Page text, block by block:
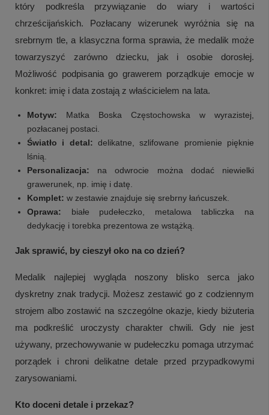
który podkreśla przywiązanie do wiary i wartości
chrześcijańskich. Pozłacany wizerunek wyróżnia się na
srebrnym tle, a klasyczna forma sprawia, że medalik może
towarzyszyć zarówno dziecku, jak i osobie dorosłej.
Możliwość podpisania go grawerem porządkuje emocje w
konkret: imię i data zostają z właścicielem na lata.
Motyw: Matka Boska Częstochowska w wyrazistej,
pozłacanej postaci.
Światło i detal: delikatne, szlifowane promienie pięknie
lśnią.
Personalizacja: na odwrocie można dodać niewielki
grawerunek, np. imię i datę.
Komplet: w zestawie znajduje się srebrny łańcuszek.
Oprawa: białe pudełeczko, metalowa tabliczka na
dedykację i torebka prezentowa ze wstążką.
Jak sprawić, by cieszył oko na co dzień?
Medalik najlepiej wygląda noszony blisko serca jako
dyskretny znak tradycji. Możesz zestawić go z codziennym
strojem albo zostawić na szczególne okazje, kiedy biżuteria
ma podkreślić uroczysty charakter chwili. Gdy nie jest
używany, przechowywanie w pudełeczku pomaga utrzymać
porządek i chroni delikatne detale przed przypadkowymi
zarysowaniami.
Kto doceni detale i przekaz?